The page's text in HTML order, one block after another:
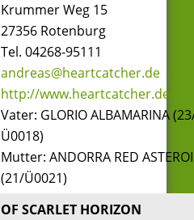
Krummer Weg 15
27356 Rotenburg
Tel. 04268-95111
andreas@heartcatcher.de
http://www.heartcatcher.de/
Vater: GLORIO ALBAMARINA
Ü0018)
Mutter: ANDORRA RED
(21/Ü0021)
OF SCARLET HORIZON